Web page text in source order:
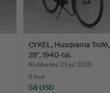
CYKEL, Husqvarna Trofé,
28", 1940-tal.
Klubbades 23 jul 2025
6 bud
58 USD